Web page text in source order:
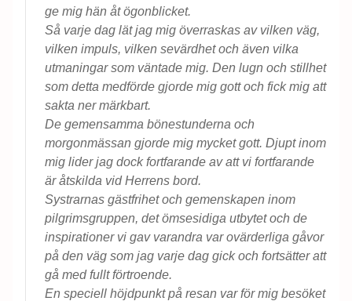
ge mig hän åt ögonblicket.
Så varje dag lät jag mig överraskas av vilken väg,
vilken impuls, vilken sevärdhet och även vilka
utmaningar som väntade mig. Den lugn och stillhet
som detta medförde gjorde mig gott och fick mig att
sakta ner märkbart.
De gemensamma bönestunderna och
morgonmässan gjorde mig mycket gott. Djupt inom
mig lider jag dock fortfarande av att vi fortfarande
är åtskilda vid Herrens bord.
Systrarnas gästfrihet och gemenskapen inom
pilgrimsgruppen, det ömsesidiga utbytet och de
inspirationer vi gav varandra var ovärderliga gåvor
på den väg som jag varje dag gick och fortsätter att
gå med fullt förtroende.
En speciell höjdpunkt på resan var för mig besöket